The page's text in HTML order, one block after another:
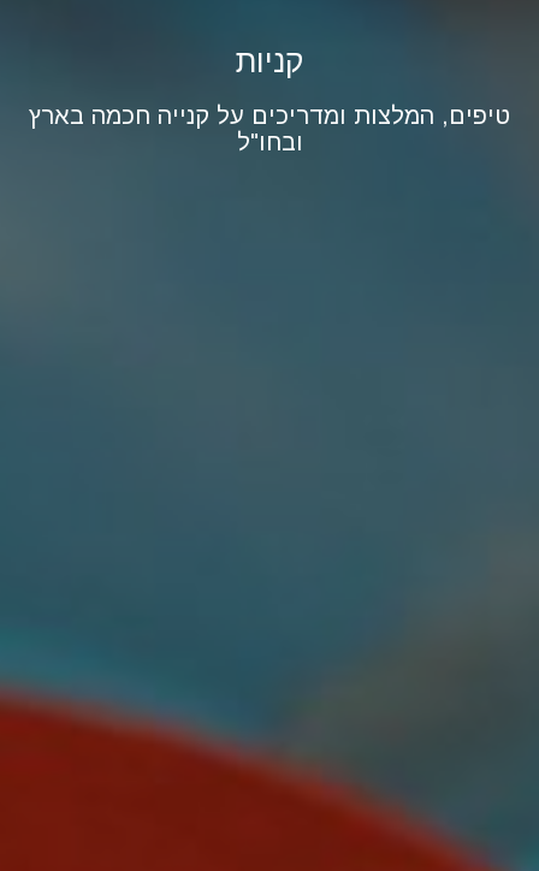
קניות
טיפים, המלצות ומדריכים על קנייה חכמה בארץ
ובחו"ל